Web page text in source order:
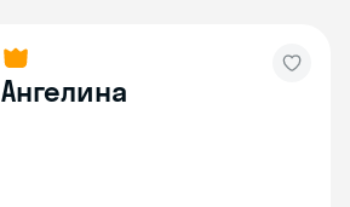
Ангелина